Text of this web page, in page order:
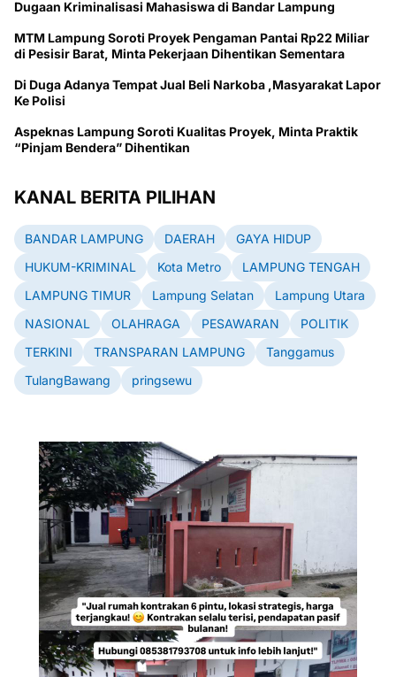
Dugaan Kriminalisasi Mahasiswa di Bandar Lampung
MTM Lampung Soroti Proyek Pengaman Pantai Rp22 Miliar
di Pesisir Barat, Minta Pekerjaan Dihentikan Sementara
Di Duga Adanya Tempat Jual Beli Narkoba ,Masyarakat Lapor
Ke Polisi
Aspeknas Lampung Soroti Kualitas Proyek, Minta Praktik
“Pinjam Bendera” Dihentikan
KANAL BERITA PILIHAN
BANDAR LAMPUNG DAERAH
GAYA HIDUP
HUKUM-KRIMINAL
Kota Metro
LAMPUNG TENGAH
LAMPUNG TIMUR
Lampung Selatan
Lampung Utara
NASIONAL
OLAHRAGA PESAWARAN
POLITIK
TERKINI
TRANSPARAN LAMPUNG
Tanggamus
TulangBawang
pringsewu